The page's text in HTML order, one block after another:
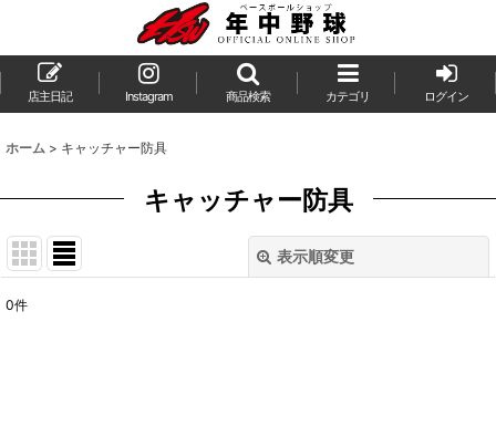
店主日記 Instagram 商品検索 カテゴリ ログイン
ホーム > キャッチャー防具
キャッチャー防具
表示順変更
0件